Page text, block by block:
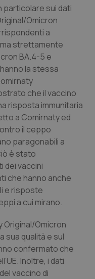
Ulcerosa
neurodegenerative
particolare sui dati
Omicron
a
strettamente
BA.4-5 e
la stessa
che il vaccino
risposta immunitaria
a Comirnaty ed
il ceppo
paragonabili a
è stato
dei vaccini
che hanno anche
e risposte
a cui mirano.
Original/Omicron
sua qualità e sul
confermato che
Inoltre, i dati
vaccino di